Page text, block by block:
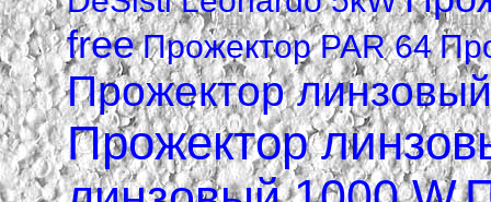
free Прожектор PAR 64
Прожектор
Прожектор